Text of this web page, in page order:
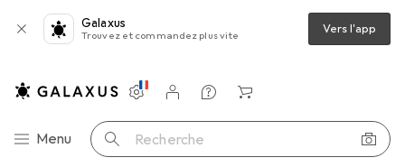
Galaxus
Trouvez et commandez plus vite Vers l'app
Navigation par catégorie
Menu Recherche
Paramètres
Compte client
Listes de comparaison
Listes d'envies
Panier